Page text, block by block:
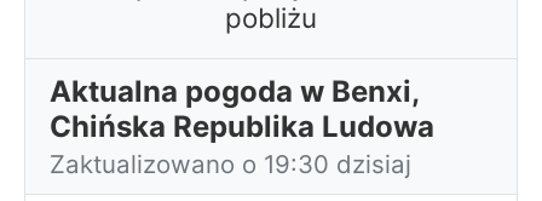
pobliżu
Aktualna pogoda w Benxi,
Chińska Republika Ludowa
Zaktualizowano o 19:30 dzisiaj